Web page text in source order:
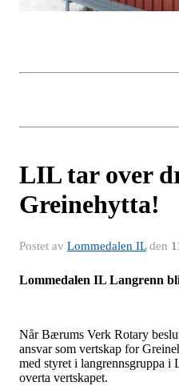
LIL tar over
Greinehytta!
Postet av Lommedalen ILden
Lommedalen IL Langrenn
Når Bærums Verk Rotary
ansvar som vertskap for
med styret i langrennsgruppa i
overta vertskapet.